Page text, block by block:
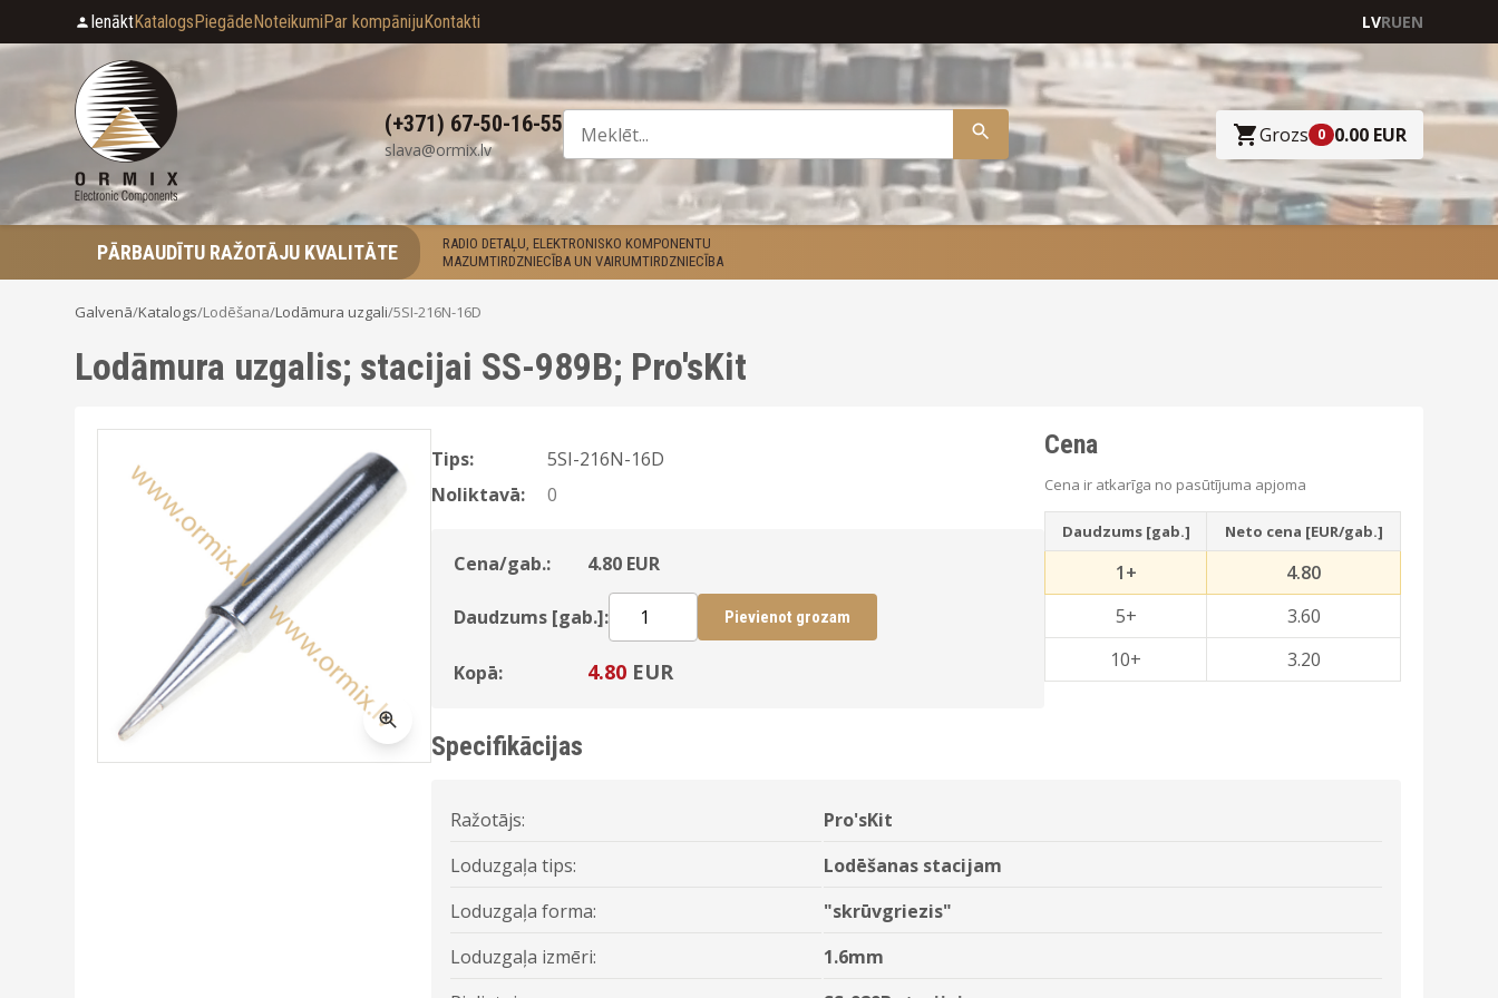
IenāktKatalogsPiegādeNoteikumiPar kompānijuKontakti LVRUEN
(+371) 67-50-16-55
slava@ormix.lv
Grozs 0 0.00 EUR
PĀRBAUDĪTU RAŽOTĀJU KVALITĀTE
RADIO DETAĻU, ELEKTRONISKO KOMPONENTU
MAZUMTIRDZNIECĪBA UN VAIRUMTIRDZNIECĪBA
Galvenā/Katalogs/Lodēšana/Lodāmura uzgali/5SI-216N-16D
Lodāmura uzgalis; stacijai SS-989B; Pro'sKit
Tips:
5SI-216N-16D
Noliktavā:
0
Cena/gab.: 4.80 EUR
Daudzums [gab.]: Pievienot grozam
Kopā: 4.80 EUR
Cena
Cena ir atkarīga no pasūtījuma apjoma
Daudzums [gab.] Neto cena [EUR/gab.]
1+
4.80
5+
3.60
10+
3.20
Specifikācijas
Ražotājs:
Pro'sKit
Loduzgaļa tips:
Lodēšanas stacijam
Loduzgaļa forma:
"skrūvgriezis"
Loduzgaļa izmēri:
1.6mm